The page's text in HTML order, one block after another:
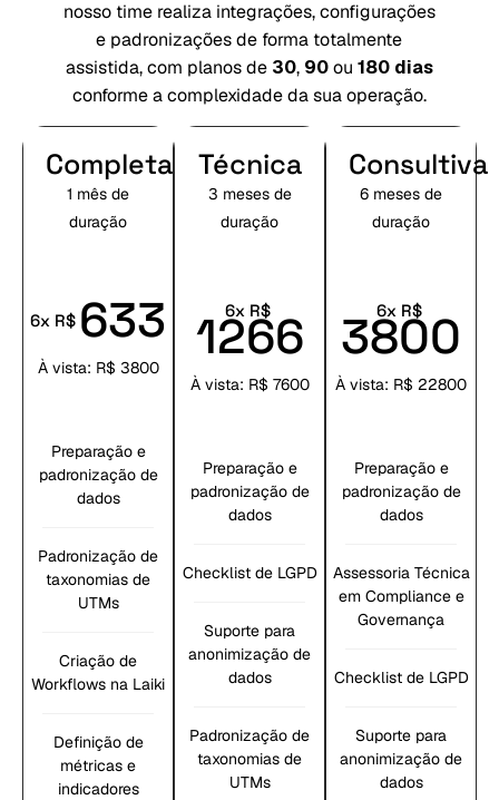
nosso time realiza integrações, configurações
e padronizações de forma totalmente
assistida, com planos de 30, 90ou 180 dias
conforme a complexidade da sua operação.
Completa
1 mês de
duração
6x R$ 633
À vista: R$ 3800
Preparação e
padronização de
dados
Padronização de
taxonomias de
UTMs
Criação de
Workflows na Laiki
Definição de
métricas e
indicadores
Técnica
3 meses de
duração
6x R$
1266
À vista: R$ 7600
Preparação e
padronização de
dados
Checklist de LGPD
Suporte para
anonimização de
dados
Padronização de
taxonomias de
UTMs
Consultiva
6 meses de
duração
6x R$
3800
À vista: R$ 22800
Preparação e
padronização de
dados
Assessoria Técnica
em Compliance e
Governança
Checklist de LGPD
Suporte para
anonimização de
dados